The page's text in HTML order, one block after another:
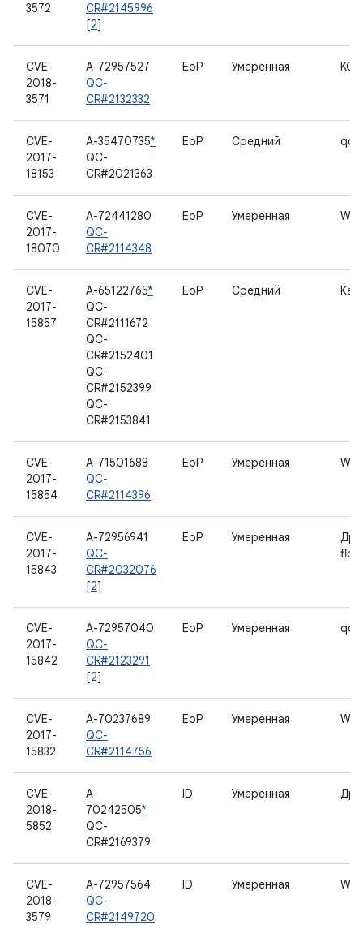
3572
CR#2145996
[2]
CVE-
2018-
3571
A-72957527
QC-
CR#2132332
EoP Умеренная
CVE-
2017-
18153
A-35470735*
QC-
CR#2021363
EoP Средний
CVE-
2017-
18070
A-72441280
QC-
CR#2114348
EoP Умеренная
CVE-
2017-
15857
A-65122765*
QC-
CR#2111672
QC-
CR#2152401
QC-
CR#2152399
QC-
CR#2153841
EoP Средний
CVE-
2017-
15854
A-71501688
QC-
CR#2114396
EoP Умеренная
CVE-
2017-
15843
A-72956941
QC-
CR#2032076
[2]
EoP Умеренная
CVE-
2017-
15842
A-72957040
QC-
CR#2123291
[2]
EoP Умеренная
CVE-
2017-
15832
A-70237689
QC-
CR#2114756
EoP Умеренная
CVE-
2018-
5852
A-
70242505*
QC-
CR#2169379
ID Умеренная
CVE-
2018-
3579
A-72957564
QC-
CR#2149720
ID Умеренная